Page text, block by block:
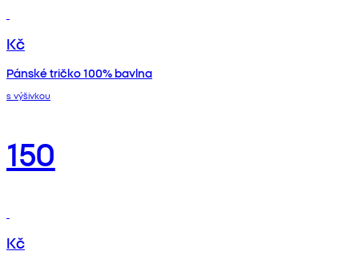
Kč
Pánské tričko 100% bavlna
s výšivkou
150
Kč